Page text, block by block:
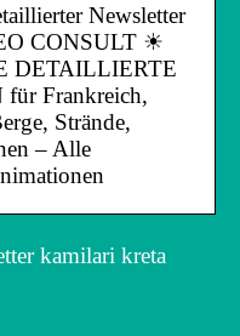
Newsletter
CONSULT ☀
DETAILLIERTE
Frankreich,
Strände,
– Alle
kamilari kreta